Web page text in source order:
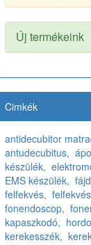
Új termékeink
Cimkék
antidecubitor
antudecubitus,
készülék,
EMS készülék,
felfekvés,
fonendoscop,
kapaszkodó,
kerekesszék,